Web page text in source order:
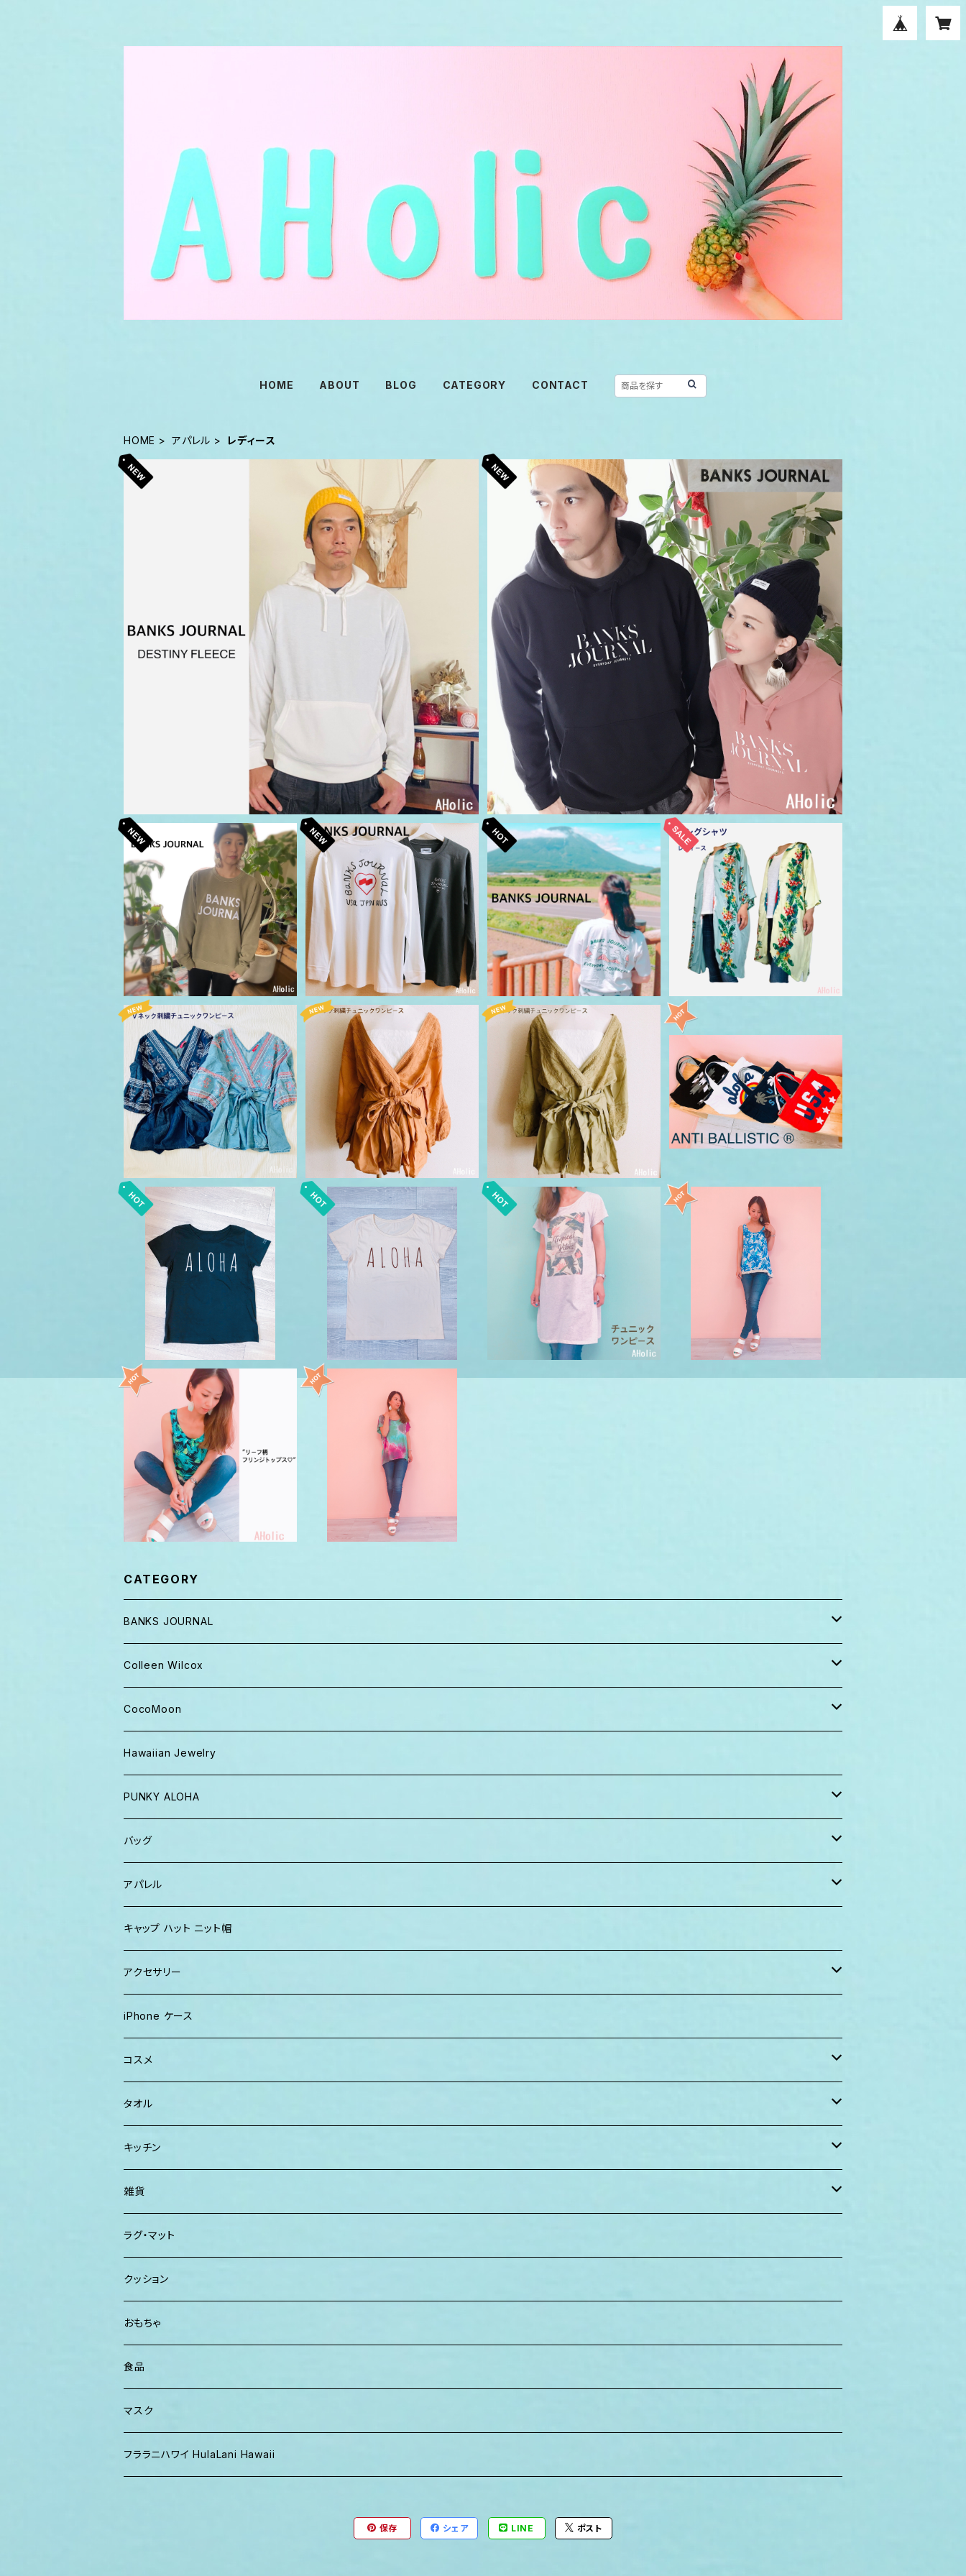
HOME ABOUT BLOG CATEGORY CONTACT
HOME アパレル レディース
BANKS JOURNAL プルオーバーパーカー パイル生地 バンクス ジャ
ーナル オーガニック
BANKS JOURNAL SALMON DIRTY BLACK バンクス ジャーナル
オーガニック プルオーバーパーカー
BANKS JOURNAL BRONZE
バンクス ジャーナル オーガニッ
ク クルーネック スウェット
¥10,780
SOLD OUT
BANKS JOURNAL ロンT バ
ンクス ジャーナル
¥7,150
SOLD OUT
BANKS JOURNAL Tシャツ m
ountain yacht bird バンクス
ジャーナル
¥5,500
ロングシャツ アロハテイスト ネ
イティブ柄 メンズ レディース
¥2,228
55%OFF
SOLD OUT
Ｖネック 刺繍 チュニック ワンピ
ース
¥5,720
Ｖネック 刺繍 チュニック ワンピ
ース モカ Mocha
¥5,280
SOLD OUT
Ｖネック 刺繍 チュニック ワンピ
ース カーキ khaki
¥5,280
ANTI BALLISTIC / アンティバ
ルリスティック ミニトート バッ
グ スウェット パイル
¥3,190
ALOHA Ladies Tシャツ ネイ
ビー
¥3,850
ALOHA Ladies Tシャツ ベー
Botanical柄 チュニックT/オー
トミール
¥3,850
リーフ柄 フリンジ タンクトップ
ホワイト
¥3,850
リーフ柄 フリンジ タンクトップ
ネイビー
¥3,850
SOLD OUT
タイダイ柄 ドルマンＴシャツ
¥3,850
CATEGORY
BANKS JOURNAL
キャップ ニット帽
パンツ
Tシャツ、ロンT
半袖シャツ
ショーツ、短パン
パーカー、スウェット
Colleen Wilcox
ポーチ
バッグ
iPhoneケース
その他
タオル
CocoMoon
おくるみ
おくるみ&スタイ ギフト
マスク
ガウン&帽子セット
Hawaiian Jewelry
PUNKY ALOHA
トートバッグ・ポーチ
ハンカチタオル
ワンピース
バッグ
ポーチ
巾着バッグ
トートバッグ
2WAYバッグ
マルシェバッグ
ボストンバッグ
ショルダー
クラッチバッグ
アパレル
キッズ
キャップ
Tシャツ
レディース
ソックス
マキシワンピ、スカート
パンツ
パーカー、スウェット
メンズ
Tシャツ ロンT
カジュアルシャツ
キャップ ハット ニット帽
アクセサリー
Lani Hawaii Jewelry
Foterra Jewelry
AHolic Handmade
vividy
iPhone ケース
コスメ
BLOSSOM
KULA HERBS
ISLAND BATH & BODY
Maui Mike's
TERRANOVA
タオル
スマーフ
ハンドタオル、ハンカチタオル
キッチン
California Surf Supply
スマーフ
雑貨
ディフューザー
ラグ・マット
クッション
おもちゃ
食品
マスク
フララニハワイ HulaLani Hawaii
保存 シェア LINE ポスト